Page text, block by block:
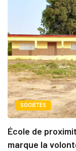
SOCIÉTÉS
École de
marque la